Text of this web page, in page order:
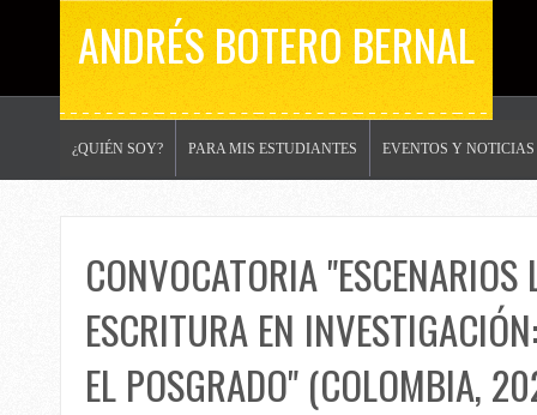
ANDRÉS BOTERO BERNAL
¿QUIÉN SOY? PARA MIS ESTUDIANTES EVENTOS Y NOTICIAS
CONVOCATORIA
ESCRITURA EN
EL POSGRADO" (COLOMBIA,